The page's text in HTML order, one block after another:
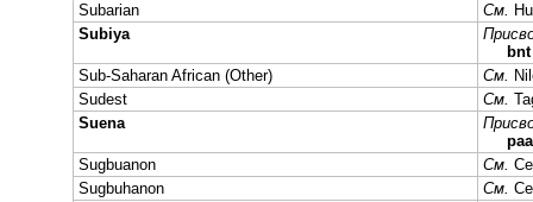
Subarian
См.
Subiya
bnt
Sub-Saharan African (Other)
См.
Sudest
См.
Suena
paa
Sugbuanon
См.
Sugbuhanon
См.